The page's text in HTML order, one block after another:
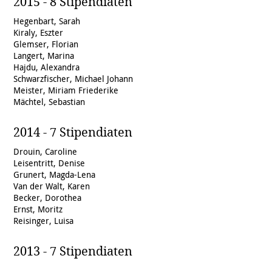
Hegenbart, Sarah
Kiraly, Eszter
Glemser, Florian
Langert, Marina
Hajdu, Alexandra
Schwarzfischer, Michael Johann
Meister, Miriam Friederike
Mächtel, Sebastian
2014 - 7 Stipendiaten
Drouin, Caroline
Leisentritt, Denise
Grunert, Magda-Lena
Van der Walt, Karen
Becker, Dorothea
Ernst, Moritz
Reisinger, Luisa
2013 - 7 Stipendiaten